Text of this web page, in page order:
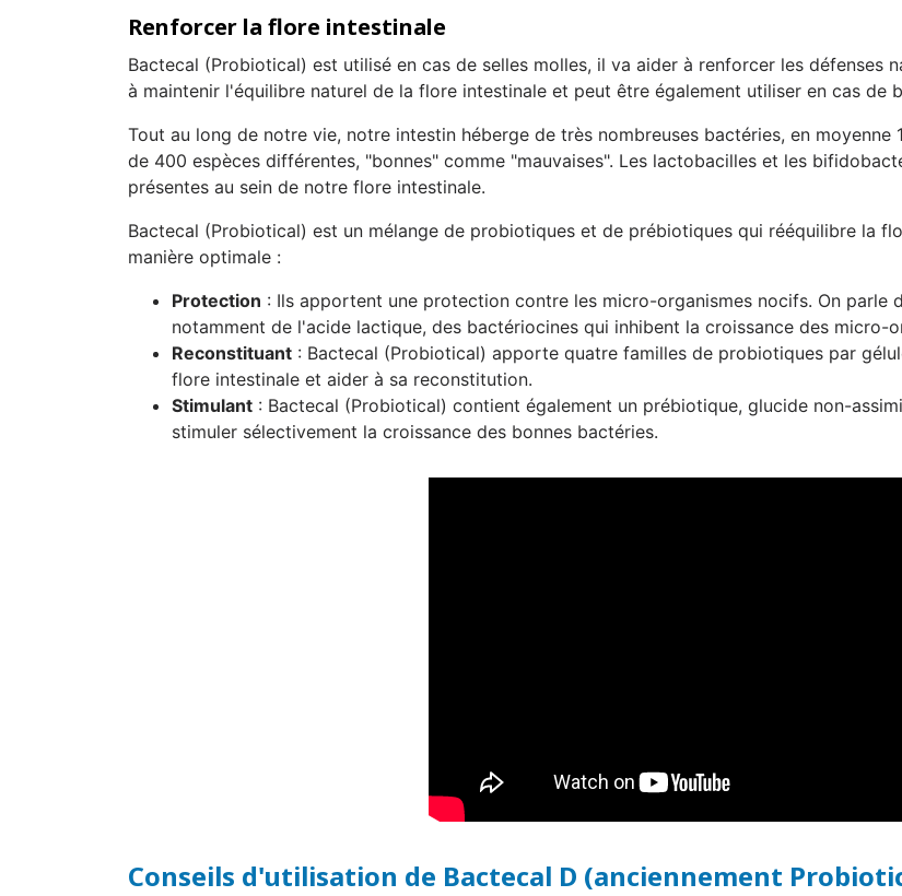
Renforcer la flore intestinale
Bactecal (Probiotical) est utilisé en cas de selles molles, il va aider à renforcer les défenses
à maintenir l'équilibre naturel de la flore intestinale et peut être également utiliser en cas de
Tout au long de notre vie, notre intestin héberge de très nombreuses bactéries, en
de 400 espèces différentes, "bonnes" comme "mauvaises". Les lactobacilles et les
présentes au sein de notre flore intestinale.
Bactecal (Probiotical) est un mélange de probiotiques et de prébiotiques qui rééquilibre la
manière optimale :
Protection : Ils apportent une protection contre les micro-organismes nocifs. On parle
notamment de l'acide lactique, des bactériocines qui inhibent la croissance des micro-
Reconstituant : Bactecal (Probiotical) apporte quatre familles de probiotiques par
flore intestinale et aider à sa reconstitution.
Stimulant : Bactecal (Probiotical) contient également un prébiotique, glucide non-
stimuler sélectivement la croissance des bonnes bactéries.
Conseils d'utilisation de Bactecal D (anciennement